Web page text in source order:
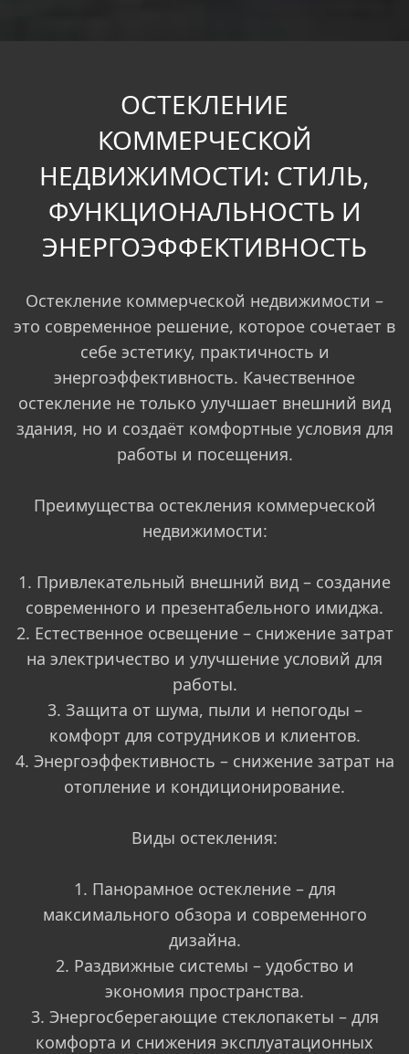
ОСТЕКЛЕНИЕ
КОММЕРЧЕСКОЙ
НЕДВИЖИМОСТИ: СТИЛЬ,
ФУНКЦИОНАЛЬНОСТЬ И
ЭНЕРГОЭФФЕКТИВНОСТЬ
Остекление коммерческой недвижимости –
это современное решение, которое сочетает в
себе эстетику, практичность и
энергоэффективность. Качественное
остекление не только улучшает внешний вид
здания, но и создаёт комфортные условия для
работы и посещения.
Преимущества остекления коммерческой
недвижимости:
1. Привлекательный внешний вид – создание
современного и презентабельного имиджа.
2. Естественное освещение – снижение затрат
на электричество и улучшение условий для
работы.
3. Защита от шума, пыли и непогоды –
комфорт для сотрудников и клиентов.
4. Энергоэффективность – снижение затрат на
отопление и кондиционирование.
Виды остекления:
1. Панорамное остекление – для
максимального обзора и современного
дизайна.
2. Раздвижные системы – удобство и
экономия пространства.
3. Энергосберегающие стеклопакеты – для
комфорта и снижения эксплуатационных